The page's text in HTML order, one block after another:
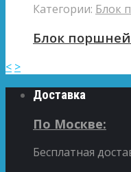
Категории: Блок
Блок поршней
< >
Доставка
По Москве:
Бесплатная